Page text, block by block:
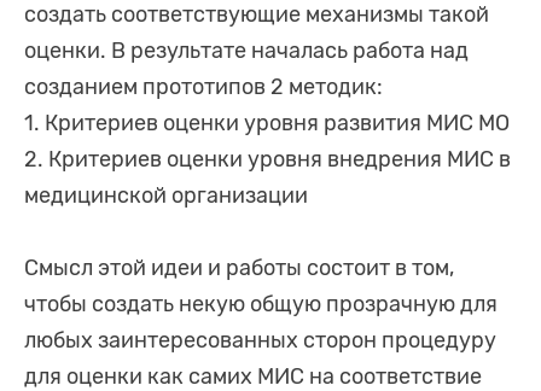
создать соответствующие механизмы такой
оценки. В результате началась работа над
созданием прототипов 2 методик:
1. Критериев оценки уровня развития МИС МО
2. Критериев оценки уровня внедрения МИС в
медицинской организации
Смысл этой идеи и работы состоит в том,
чтобы создать некую общую прозрачную для
любых заинтересованных сторон процедуру
для оценки как самих МИС на соответствие